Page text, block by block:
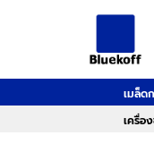
เมล็ด
เครื่อ